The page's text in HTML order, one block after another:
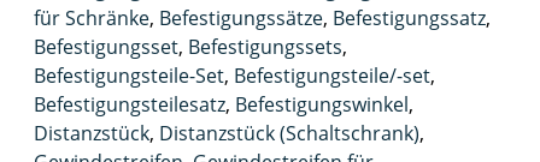
für Schränke, Befestigungssätze, Befestigungssatz,
Befestigungsset, Befestigungssets,
Befestigungsteile-Set, Befestigungsteile/-set,
Befestigungsteilesatz, Befestigungswinkel,
Distanzstück, Distanzstück (Schaltschrank),